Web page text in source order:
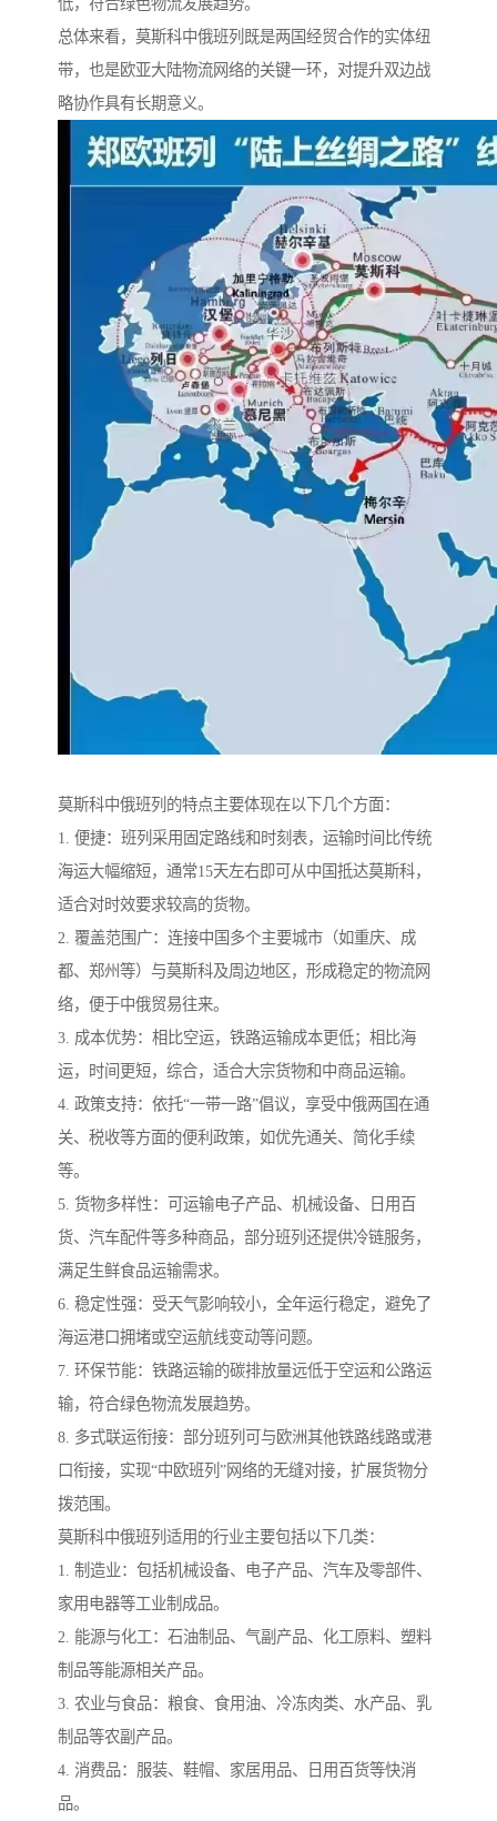
低，符合绿色物流发展趋势。
总体来看，莫斯科中俄班列既是两国经贸合作的实体纽
带，也是欧亚大陆物流网络的关键一环，对提升双边战
略协作具有长期意义。
莫斯科中俄班列的特点主要体现在以下几个方面：
1. 便捷：班列采用固定路线和时刻表，运输时间比传统
海运大幅缩短，通常15天左右即可从中国抵达莫斯科，
适合对时效要求较高的货物。
2. 覆盖范围广：连接中国多个主要城市（如重庆、成
都、郑州等）与莫斯科及周边地区，形成稳定的物流网
络，便于中俄贸易往来。
3. 成本优势：相比空运，铁路运输成本更低；相比海
运，时间更短，综合，适合大宗货物和中商品运输。
4. 政策支持：依托“一带一路”倡议，享受中俄两国在通
关、税收等方面的便利政策，如优先通关、简化手续
等。
5. 货物多样性：可运输电子产品、机械设备、日用百
货、汽车配件等多种商品，部分班列还提供冷链服务，
满足生鲜食品运输需求。
6. 稳定性强：受天气影响较小，全年运行稳定，避免了
海运港口拥堵或空运航线变动等问题。
7. 环保节能：铁路运输的碳排放量远低于空运和公路运
输，符合绿色物流发展趋势。
8. 多式联运衔接：部分班列可与欧洲其他铁路线路或港
口衔接，实现“中欧班列”网络的无缝对接，扩展货物分
拨范围。
莫斯科中俄班列适用的行业主要包括以下几类：
1. 制造业：包括机械设备、电子产品、汽车及零部件、
家用电器等工业制成品。
2. 能源与化工：石油制品、气副产品、化工原料、塑料
制品等能源相关产品。
3. 农业与食品：粮食、食用油、冷冻肉类、水产品、乳
制品等农副产品。
4. 消费品：服装、鞋帽、家居用品、日用百货等快消
品。